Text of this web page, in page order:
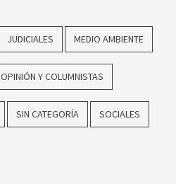
JUDICIALES MEDIO AMBIENTE
OPINIÓN Y COLUMNISTAS
SIN CATEGORÍA SOCIALES